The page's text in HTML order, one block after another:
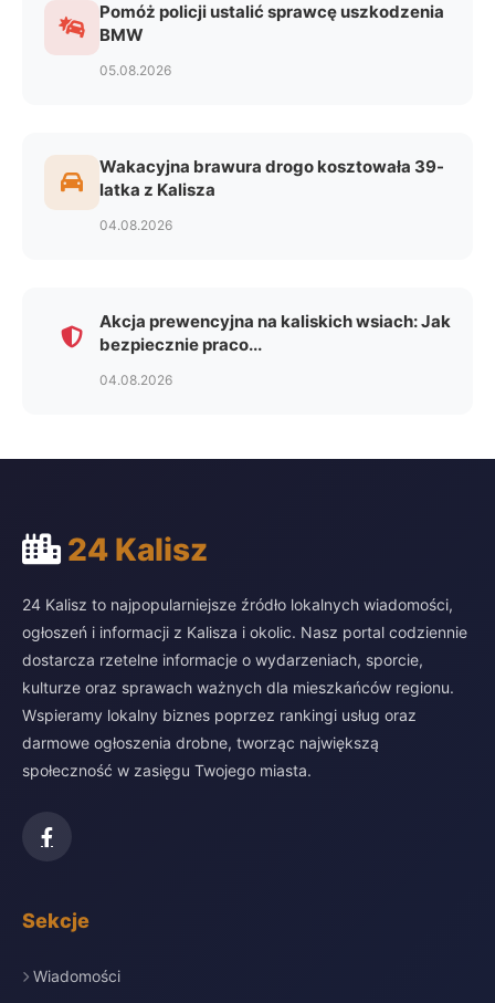
Pomóż policji ustalić sprawcę uszkodzenia
BMW
05.08.2026
Wakacyjna brawura drogo kosztowała 39-
latka z Kalisza
04.08.2026
Akcja prewencyjna na kaliskich wsiach: Jak
bezpiecznie praco...
04.08.2026
24 Kalisz
24 Kalisz to najpopularniejsze źródło lokalnych wiadomości,
ogłoszeń i informacji z Kalisza i okolic. Nasz portal codziennie
dostarcza rzetelne informacje o wydarzeniach, sporcie,
kulturze oraz sprawach ważnych dla mieszkańców regionu.
Wspieramy lokalny biznes poprzez rankingi usług oraz
darmowe ogłoszenia drobne, tworząc największą
społeczność w zasięgu Twojego miasta.
Sekcje
Wiadomości